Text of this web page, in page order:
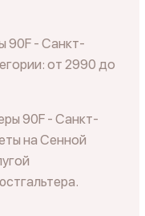
90F - Санкт-
от 2990 до
90F - Санкт-
на Сенной